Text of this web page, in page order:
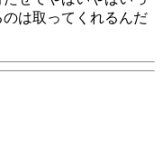
は取ってくれるんだ